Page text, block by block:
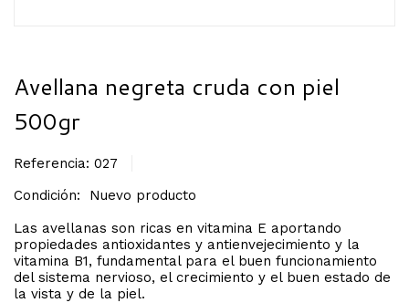
Avellana negreta cruda con piel
500gr
Referencia: 027
Condición:
Nuevo producto
Las avellanas son ricas en vitamina E aportando
propiedades antioxidantes y antienvejecimiento y la
vitamina B1, fundamental para el buen funcionamiento
del sistema nervioso, el crecimiento y el buen estado de
la vista y de la piel.